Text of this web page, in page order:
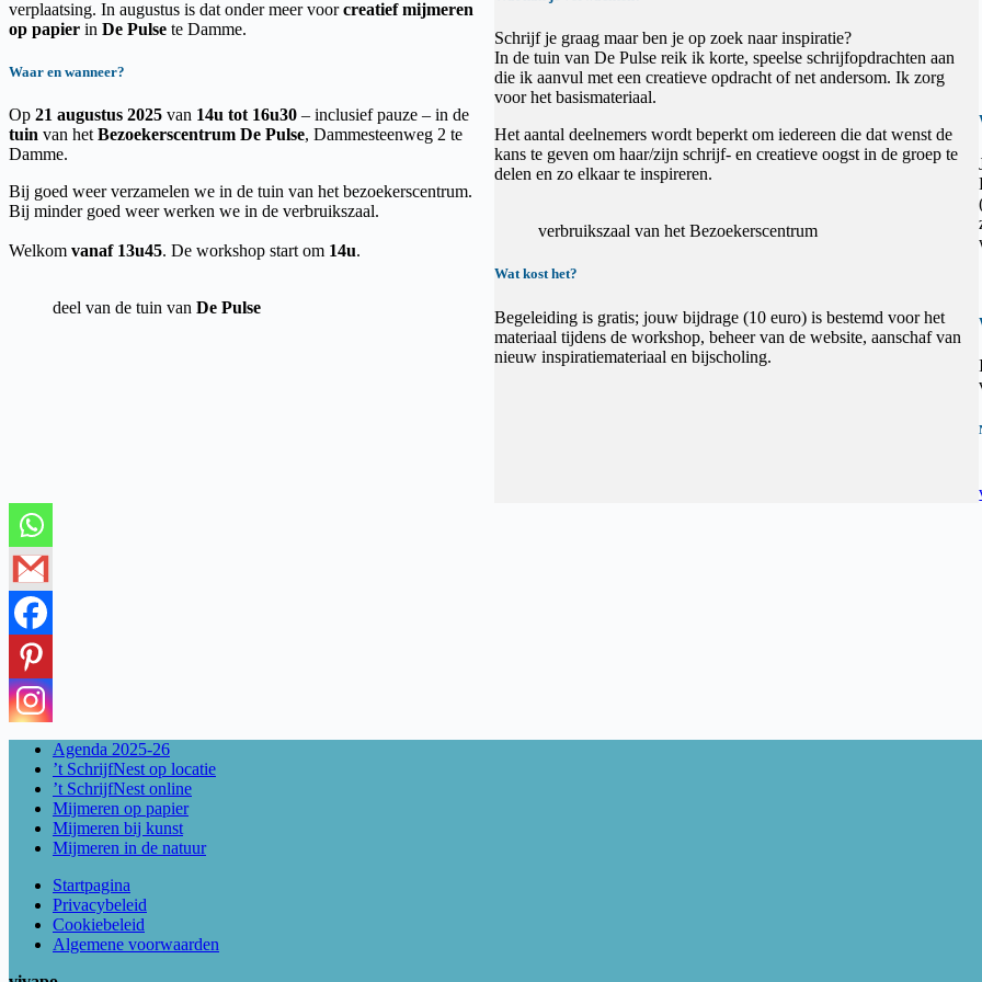
verplaatsing. In augustus is dat onder meer voorcreatief mijmeren
op papier in De Pulse te Damme.
Waar en wanneer?
Op 21 augustus 2025 van 14u tot 16u30 – inclusief pauze – in de
tuin van het Bezoekerscentrum De Pulse, Dammesteenweg 2 te
Damme.
Bij goed weer verzamelen we in de tuin van het bezoekerscentrum.
Bij minder goed weer werken we in de verbruikszaal.
Welkom vanaf 13u45. De workshop start om 14u.
deel van de tuin van De Pulse
Schrijf je graag maar ben je op zoek naar inspiratie?
In de tuin van De Pulse reik ik korte, speelse schrijfopdrachten aan
die ik aanvul met een creatieve opdracht of net andersom. Ik zorg
voor het basismateriaal.
Het aantal deelnemers wordt beperkt om iedereen die dat wenst de
kans te geven om haar/zijn schrijf- en creatieve oogst in de groep te
delen en zo elkaar te inspireren.
verbruikszaal van het Bezoekerscentrum
Wat kost het?
Begeleiding is gratis; jouw bijdrage (10 euro) is bestemd voor het
materiaal tijdens de workshop, beheer van de website, aanschaf van
nieuw inspiratiemateriaal en bijscholing.
Agenda 2025-26
’t SchrijfNest op locatie
’t SchrijfNest online
Mijmeren op papier
Mijmeren bij kunst
Mijmeren in de natuur
Startpagina
Privacybeleid
Cookiebeleid
Algemene voorwaarden